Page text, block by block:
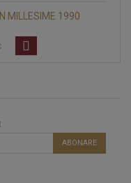
MILLESIME 1990
ABONARE